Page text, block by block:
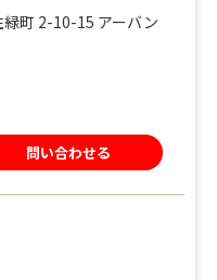
町 2-10-15 アーバン
問い合わせる